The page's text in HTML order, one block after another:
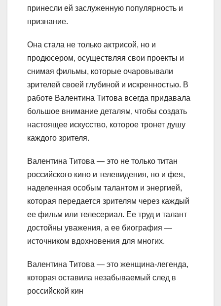
принесли ей заслуженную популярность и
признание.
Она стала не только актрисой, но и
продюсером, осуществляя свои проекты и
снимая фильмы, которые очаровывали
зрителей своей глубиной и искренностью. В
работе Валентина Титова всегда придавала
большое внимание деталям, чтобы создать
настоящее искусство, которое тронет душу
каждого зрителя.
Валентина Титова — это не только титан
российского кино и телевидения, но и фея,
наделенная особым талантом и энергией,
которая передается зрителям через каждый
ее фильм или телесериал. Ее труд и талант
достойны уважения, а ее биография —
источником вдохновения для многих.
Валентина Титова — это женщина-легенда,
которая оставила незабываемый след в
российской кин